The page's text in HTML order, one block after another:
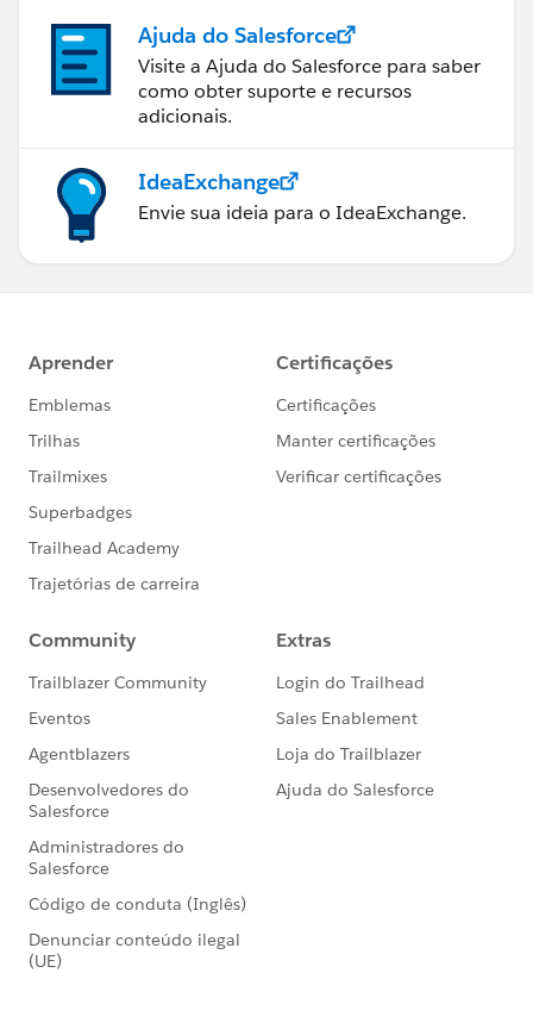
Ajuda do Salesforce
Visite a Ajuda do Salesforce para saber
como obter suporte e recursos
adicionais.
IdeaExchange
Envie sua ideia para o IdeaExchange.